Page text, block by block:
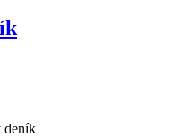
deník